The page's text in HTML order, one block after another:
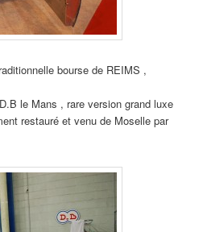
bourse de REIMS ,
le Mans , rare version grand luxe
restauré et venu de Moselle par